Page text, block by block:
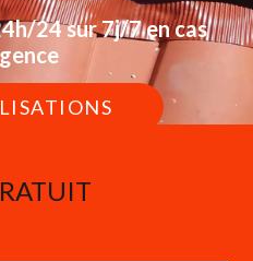
24 sur 7j/7 en cas